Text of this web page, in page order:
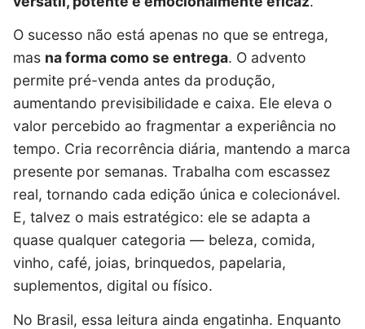
O sucesso não está apenas no que se entrega,
mas na forma como se entrega. O advento
permite pré-venda antes da produção,
aumentando previsibilidade e caixa. Ele eleva o
valor percebido ao fragmentar a experiência no
tempo. Cria recorrência diária, mantendo a marca
presente por semanas. Trabalha com escassez
real, tornando cada edição única e colecionável.
E, talvez o mais estratégico: ele se adapta a
quase qualquer categoria — beleza, comida,
vinho, café, joias, brinquedos, papelaria,
suplementos, digital ou físico.
No Brasil, essa leitura ainda engatinha. Enquanto